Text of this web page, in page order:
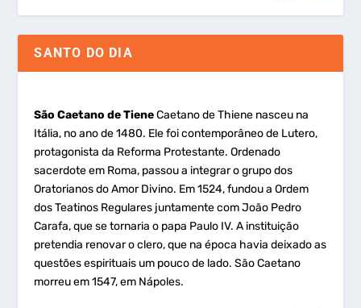
SANTO DO DIA
São Caetano de TieneCaetano de Thiene nasceu na
Itália, no ano de 1480. Ele foi contemporâneo de Lutero,
protagonista da Reforma Protestante. Ordenado
sacerdote em Roma, passou a integrar o grupo dos
Oratorianos do Amor Divino. Em 1524, fundou a Ordem
dos Teatinos Regulares juntamente com João Pedro
Carafa, que se tornaria o papa Paulo IV. A instituição
pretendia renovar o clero, que na época havia deixado as
questões espirituais um pouco de lado. São Caetano
morreu em 1547, em Nápoles.